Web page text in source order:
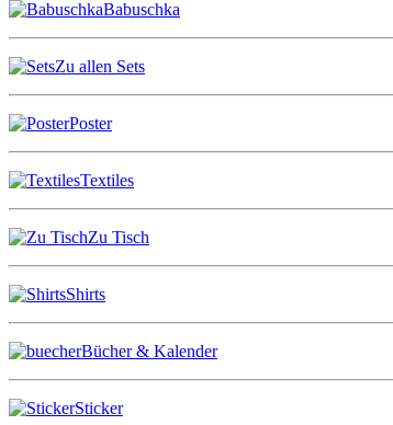
Babuschka
Zu allen Sets
Poster
Textiles
Zu Tisch
Shirts
Bücher & Kalender
Sticker